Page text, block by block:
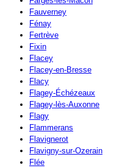
Fauverney
Fénay
Fertrève
Fixin
Flacey
Flacey-en-Bresse
Flacy
Flagey-Échézeaux
Flagey-lès-Auxonne
Flagy
Flammerans
Flavignerot
Flavigny-sur-Ozerain
Flée